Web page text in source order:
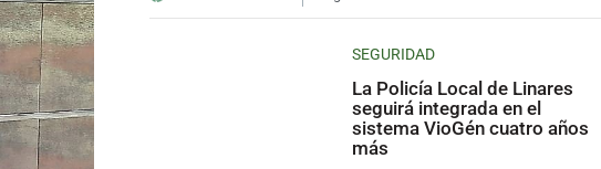
SEGURIDAD
La Policía Local de Linares
seguirá integrada en el
sistema VioGén cuatro años
más